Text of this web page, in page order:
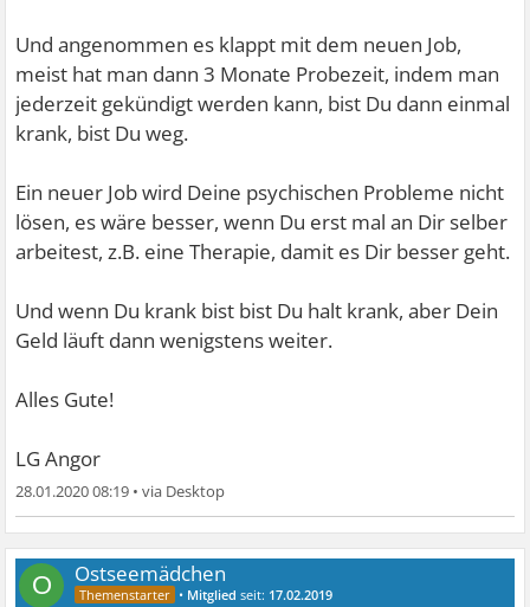
Und angenommen es klappt mit dem neuen Job,
meist hat man dann 3 Monate Probezeit, indem man
jederzeit gekündigt werden kann, bist Du dann einmal
krank, bist Du weg.
Ein neuer Job wird Deine psychischen Probleme nicht
lösen, es wäre besser, wenn Du erst mal an Dir selber
arbeitest, z.B. eine Therapie, damit es Dir besser geht.
Und wenn Du krank bist bist Du halt krank, aber Dein
Geld läuft dann wenigstens weiter.
Alles Gute!
LG Angor
28.01.2020 08:19 •
O Ostseemädchen
• Mitglied seit: 17.02.2019